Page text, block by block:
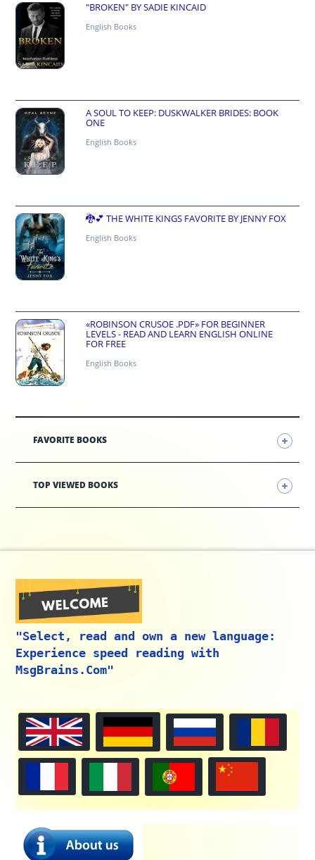
"BROKEN" BY SADIE KINCAID
English Books
A SOUL TO KEEP: DUSKWALKER BRIDES: BOOK
ONE
English Books
🐉💕 THE WHITE KINGS FAVORITE BY JENNY FOX
English Books
«ROBINSON CRUSOE .PDF» FOR BEGINNER
LEVELS - READ AND LEARN ENGLISH ONLINE
FOR FREE
English Books
FAVORITE BOOKS
TOP VIEWED BOOKS
"Select, read and own a new language:
Experience speed reading with
MsgBrains.Com"